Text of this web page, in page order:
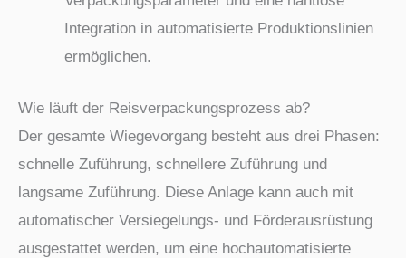
Integration in automatisierte Produktionslinien
ermöglichen.
Wie läuft der Reisverpackungsprozess ab?
Der gesamte Wiegevorgang besteht aus drei Phasen:
schnelle Zuführung, schnellere Zuführung und
langsame Zuführung. Diese Anlage kann auch mit
automatischer Versiegelungs- und Förderausrüstung
ausgestattet werden, um eine hochautomatisierte